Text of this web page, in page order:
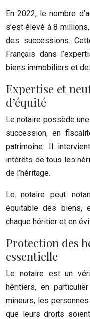
En 2022, le nombre
s’est élevé à 8
des successions.
Français dans
biens immobiliers et
Expertise et
d’équité
Le notaire possède
succession, en
patrimoine. Il
intérêts de tous les
de l’héritage.
Le notaire peut
équitable des biens,
chaque héritier et en
Protection des
essentielle
Le notaire est un
héritiers, en
mineurs, les
que leurs droits